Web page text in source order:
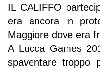
IL CALIFFO
era ancora in
Maggiore dove era
A Lucca Games
spaventare troppo